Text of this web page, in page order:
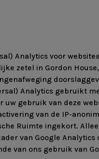
Analytics voor
zetel in Gordon
Analytics gebruikt
gebruik van deze
van de IP-
Ruimte ingekort.
van Google
van ons gebruik van